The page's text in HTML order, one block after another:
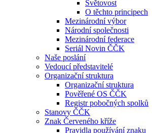
Světovost
O těchto principech
Mezinárodní výbor
Národní společnosti
Mezinárodní federace
Seriál Novin ČČK
Naše poslání
Vedoucí představitelé
Organizační struktura
Organizační struktura
Pověřené OS ČČK
Registr pobočných spolků
Stanovy ČČK
Znak Červeného kříže
Pravidla používání znaku